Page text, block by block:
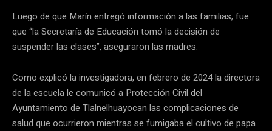
Luego de que Marín entregó información a las familias, fue
que “la Secretaría de Educación tomó la decisión de
suspender las clases”, aseguraron las madres.
Como explicó la investigadora, en febrero de 2024 la directora
de la escuela le comunicó a Protección Civil del
Ayuntamiento de Tlalnelhuayocan las complicaciones de
salud que ocurrieron mientras se fumigaba el cultivo de papa